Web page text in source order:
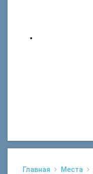
Главная Места